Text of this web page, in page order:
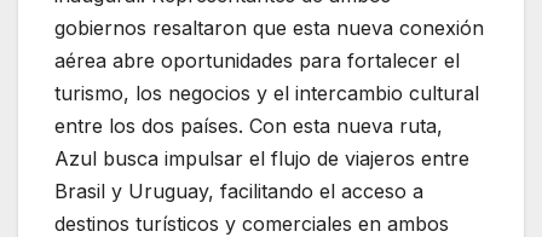
gobiernos resaltaron que esta nueva conexión
aérea abre oportunidades para fortalecer el
turismo, los negocios y el intercambio cultural
entre los dos países. Con esta nueva ruta,
Azul busca impulsar el flujo de viajeros entre
Brasil y Uruguay, facilitando el acceso a
destinos turísticos y comerciales en ambos